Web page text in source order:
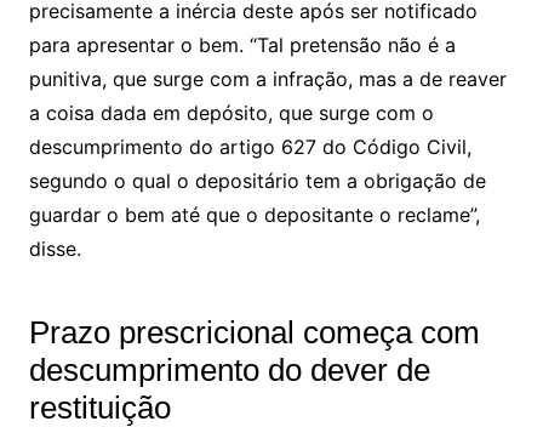
precisamente a inércia deste após ser notificado
para apresentar o bem. “Tal pretensão não é a
punitiva, que surge com a infração, mas a de reaver
a coisa dada em depósito, que surge com o
descumprimento do artigo 627 do Código Civil,
segundo o qual o depositário tem a obrigação de
guardar o bem até que o depositante o reclame”,
disse.
Prazo prescricional começa com
descumprimento do dever de
restituição